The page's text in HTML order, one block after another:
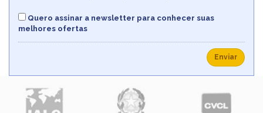
Quero assinar a newsletter para conhecer suas
melhores ofertas
Enviar